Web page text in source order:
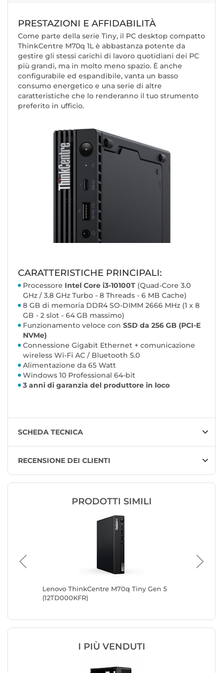
PRESTAZIONI E AFFIDABILITÀ
Come parte della serie Tiny, il PC desktop compatto
ThinkCentre M70q 1L è abbastanza potente da
gestire gli stessi carichi di lavoro quotidiani dei PC
più grandi, ma in molto meno spazio. È anche
configurabile ed espandibile, vanta un basso
consumo energetico e una serie di altre
caratteristiche che lo renderanno il tuo strumento
preferito in ufficio.
CARATTERISTICHE PRINCIPALI:
Processore Intel Core i3-10100T (Quad-Core 3.0
GHz / 3.8 GHz Turbo - 8 Threads - 6 MB Cache)
8 GB di memoria DDR4 SO-DIMM 2666 MHz (1 x 8
GB - 2 slot - 64 GB massimo)
Funzionamento veloce con SSD da 256 GB (PCI-E
NVMe)
Connessione Gigabit Ethernet + comunicazione
wireless Wi-Fi AC / Bluetooth 5.0
Alimentazione da 65 Watt
Windows 10 Professional 64-bit
3 anni di garanzia del produttore in loco
SCHEDA TECNICA
RECENSIONE DEI CLIENTI
PRODOTTI SIMILI
Lenovo ThinkCentre M70q Tiny Gen 5
(12TD000KFR)
I PIÙ VENDUTI